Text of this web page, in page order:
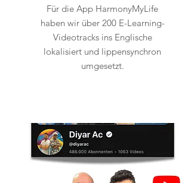
Für die App HarmonyMyLife
haben wir über 200 E-Learning-
Videotracks ins Englische
lokalisiert und lippensynchron
umgesetzt.